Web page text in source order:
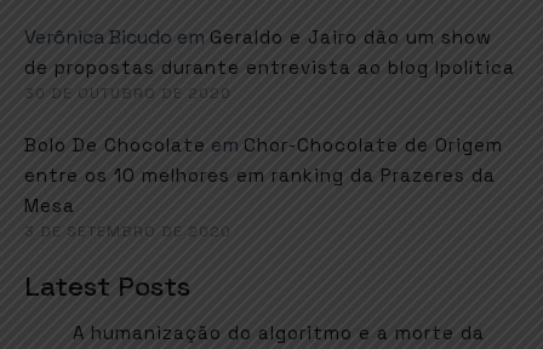
Verônica Bicudo em Geraldo e Jairo dão um show
de propostas durante entrevista ao blog Ipolítica
30 DE OUTUBRO DE 2020
Bolo De Chocolate em Chor-Chocolate de Origem
entre os 10 melhores em ranking da Prazeres da
Mesa
3 DE SETEMBRO DE 2020
Latest Posts
A humanização do algoritmo e a morte da